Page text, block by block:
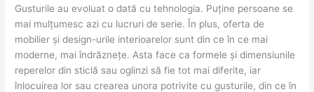
Gusturile au evoluat o dată cu tehnologia. Puține persoane se
mai mulțumesc azi cu lucruri de serie. În plus, oferta de
mobilier și design-urile interioarelor sunt din ce în ce mai
moderne, mai îndrăznețe. Asta face ca formele și dimensiunile
reperelor din sticlă sau oglinzi să fie tot mai diferite, iar
înlocuirea lor sau crearea unora potrivite cu gusturile, din ce în